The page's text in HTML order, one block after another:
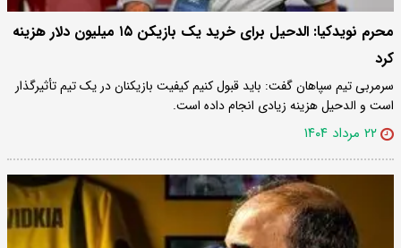
محرم نویدکیا: الدحیل برای خرید یک بازیکن ۱۵ میلیون دلار هزینه
کرد
سرمربی تیم سپاهان گفت: باید قبول کنیم کیفیت بازیکنان در یک تیم تأثیرگذار
است و الدحیل هزینه زیادی انجام داده است.
۲۲ مرداد ۱۴۰۴